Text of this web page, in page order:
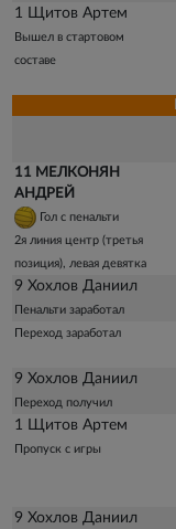
1 Щитов Артем
Вышел в стартовом
составе
11 МЕЛКОНЯН
АНДРЕЙ
Гол с пенальти
2я линия центр (третья
позиция), левая девятка
9 Хохлов Даниил
Пенальти заработал
Переход заработал
9 Хохлов Даниил
Переход получил
1 Щитов Артем
Пропуск с игры
9 Хохлов Даниил